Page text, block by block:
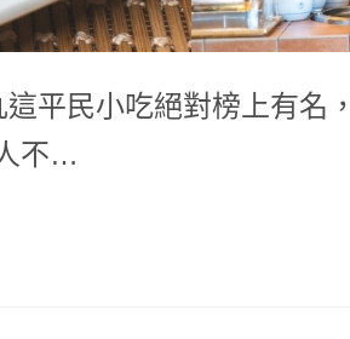
平民小吃絕對榜上有名
不…